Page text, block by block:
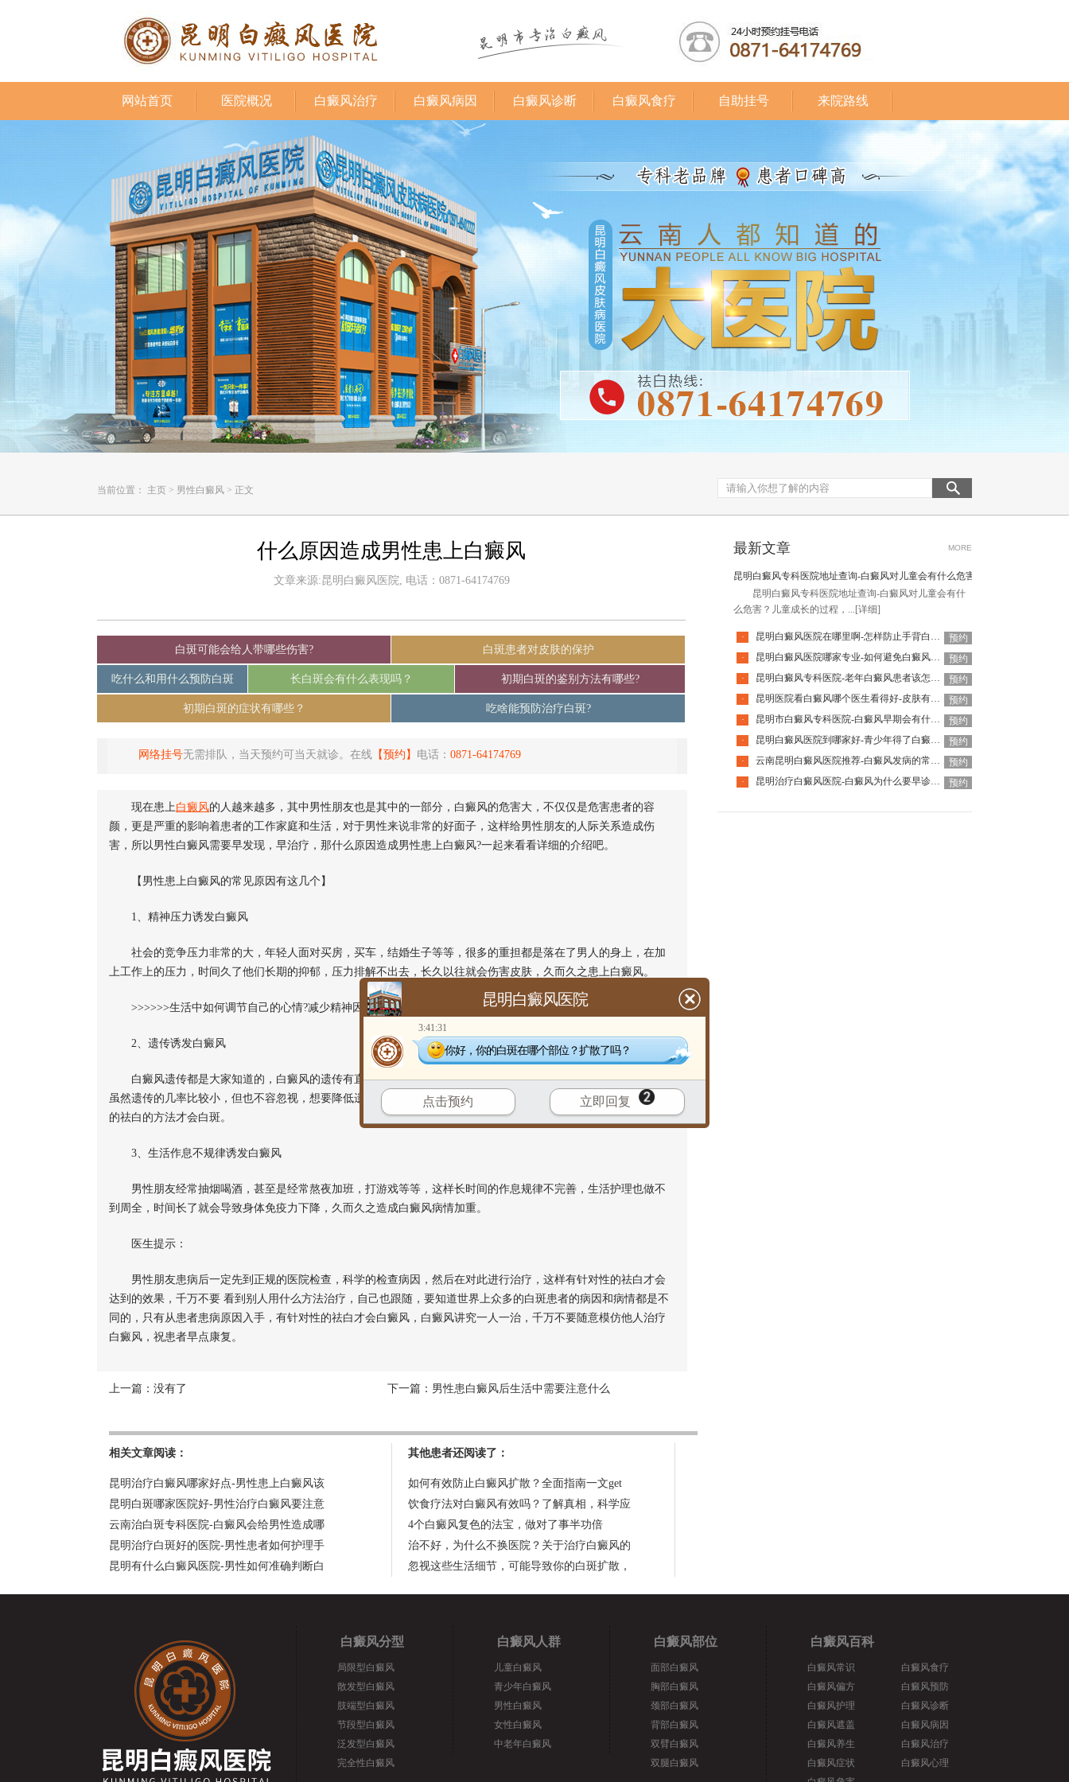
网站首页 医院概况 白癜风治疗 白癜风病因 白癜风诊断 白癜风食疗 自助挂号 来院路线
当前位置： 主页 > 男性白癜风 > 正文
什么原因造成男性患上白癜风
文章来源:昆明白癜风医院, 电话：0871-64174769
白斑可能会给人带哪些伤害? 白斑患者对皮肤的保护
吃什么和用什么预防白斑 长白斑会有什么表现吗？ 初期白斑的鉴别方法有哪些?
初期白斑的症状有哪些？ 吃啥能预防治疗白斑?
网络挂号无需排队，当天预约可当天就诊。在线 【预约】 电话： 0871-64174769
现在患上白癜风的人越来越多，其中男性朋友也是其中的一部分，白癜风的危害大，不仅仅是危害患者的容
颜，更是严重的影响着患者的工作家庭和生活，对于男性来说非常的好面子，这样给男性朋友的人际关系造成伤
害，所以男性白癜风需要早发现，早治疗，那什么原因造成男性患上白癜风?一起来看看详细的介绍吧。
【男性患上白癜风的常见原因有这几个】
1、精神压力诱发白癜风
社会的竞争压力非常的大，年轻人面对买房，买车，结婚生子等等，很多的重担都是落在了男人的身上，在加
上工作上的压力，时间久了他们长期的抑郁，压力排解不出去，长久以往就会伤害皮肤，久而久之患上白癜风。
>>>>>>生活中如何调节自己的心情?减少精神因素诱发白斑
2、遗传诱发白癜风
白癜风遗传都是大家知道的，白癜风的遗传有直系遗传和隔代遗传，患者上三代内有患白癜风的可称为遗传，
虽然遗传的几率比较小，但也不容忽视，想要降低遗传的几率，白斑患者还是需要尽早的治疗，这样适合自己病情
的祛白的方法才会白斑。
3、生活作息不规律诱发白癜风
男性朋友经常抽烟喝酒，甚至是经常熬夜加班，打游戏等等，这样长时间的作息规律不完善，生活护理也做不
到周全，时间长了就会导致身体免疫力下降，久而久之造成白癜风病情加重。
医生提示：
男性朋友患病后一定先到正规的医院检查，科学的检查病因，然后在对此进行治疗，这样有针对性的祛白才会
达到的效果，千万不要 看到别人用什么方法治疗，自己也跟随，要知道世界上众多的白斑患者的病因和病情都是不
同的，只有从患者患病原因入手，有针对性的祛白才会白癜风，白癜风讲究一人一治，千万不要随意模仿他人治疗
白癜风，祝患者早点康复。
上一篇：没有了 下一篇： 男性患白癜风后生活中需要注意什么
相关文章阅读：
昆明治疗白癜风哪家好点-男性患上白癜风该
昆明白斑哪家医院好-男性治疗白癜风要注意
云南治白斑专科医院-白癜风会给男性造成哪
昆明治疗白斑好的医院-男性患者如何护理手
昆明有什么白癜风医院-男性如何准确判断白
其他患者还阅读了：
如何有效防止白癜风扩散？全面指南一文get
饮食疗法对白癜风有效吗？了解真相，科学应
4个白癜风复色的法宝，做对了事半功倍
治不好，为什么不换医院？关于治疗白癜风的
忽视这些生活细节，可能导致你的白斑扩散，
最新文章 MORE
昆明白癜风专科医院地址查询-白癜风对儿童会有什么危害
昆明白癜风专科医院地址查询-白癜风对儿童会有什
么危害？儿童成长的过程，... [详细]
· 昆明白癜风医院在哪里啊-怎样防止手背白癜风扩散呢
预约
·
昆明白癜风医院哪家专业-如何避免白癜风复发呢
预约
·
昆明白癜风专科医院-老年白癜风患者该怎么有效应对疾病
预约
·
昆明医院看白癜风哪个医生看得好-皮肤有白癜风后该怎么护理
预约
·
昆明市白癜风专科医院-白癜风早期会有什么症状
预约
·
昆明白癜风医院到哪家好-青少年得了白癜风该怎么科学治疗呢
预约
·
云南昆明白癜风医院推荐-白癜风发病的常见诱因是什么
预约
·
昆明治疗白癜风医院-白癜风为什么要早诊早治 预约
白癜风分型
局限型白癜风
散发型白癜风
肢端型白癜风
节段型白癜风
泛发型白癜风
完全性白癜风
白癜风人群
儿童白癜风
青少年白癜风
男性白癜风
女性白癜风
中老年白癜风
白癜风部位
面部白癜风
胸部白癜风
颈部白癜风
背部白癜风
双臂白癜风
双腿白癜风
白癜风百科
白癜风常识
白癜风偏方
白癜风护理
白癜风遮盖
白癜风养生
白癜风症状
白癜风食疗
白癜风预防
白癜风诊断
白癜风病因
白癜风治疗
白癜风心理
昆明白癜风医院
3:41:31
你好，你的白斑在哪个部位？扩散了吗？
点击预约 立即回复